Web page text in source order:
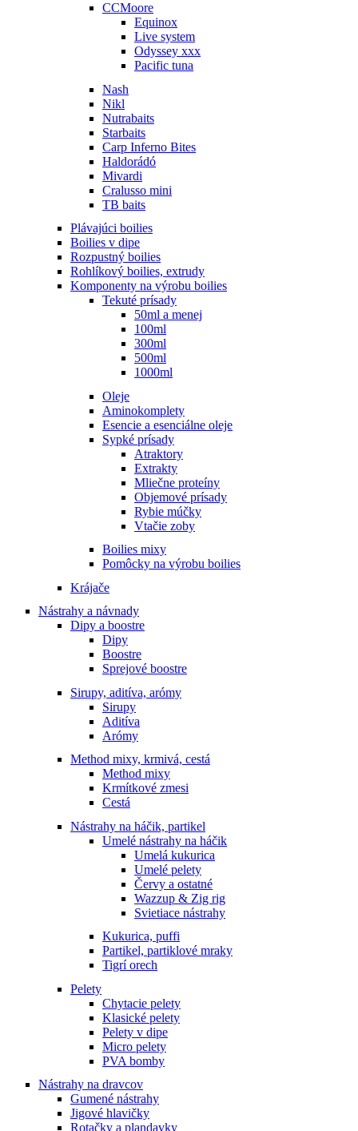
CCMoore
Equinox
Live system
Odyssey xxx
Pacific tuna
Nash
Nikl
Nutrabaits
Starbaits
Carp Inferno Bites
Haldorádó
Mivardi
Cralusso mini
TB baits
Plávajúci boilies
Boilies v dipe
Rozpustný boilies
Rohlíkový boilies, extrudy
Komponenty na výrobu boilies
Tekuté prísady
50ml a menej
100ml
300ml
500ml
1000ml
Oleje
Aminokomplety
Esencie a esenciálne oleje
Sypké prísady
Atraktory
Extrakty
Mliečne proteíny
Objemové prísady
Rybie múčky
Vtačie zoby
Boilies mixy
Pomôcky na výrobu boilies
Krájače
Nástrahy a návnady
Dipy a boostre
Dipy
Boostre
Sprejové boostre
Sirupy, aditíva, arómy
Sirupy
Aditíva
Arómy
Method mixy, krmivá, cestá
Method mixy
Krmítkové zmesi
Cestá
Nástrahy na háčik, partikel
Umelé nástrahy na háčik
Umelá kukurica
Umelé pelety
Červy a ostatné
Wazzup & Zig rig
Svietiace nástrahy
Kukurica, puffi
Partikel, partiklové mraky
Tigrí orech
Pelety
Chytacie pelety
Klasické pelety
Pelety v dipe
Micro pelety
PVA bomby
Nástrahy na dravcov
Gumené nástrahy
Jigové hlavičky
Rotačky a plandavky